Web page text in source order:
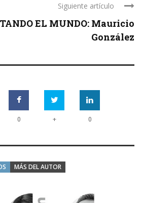
Siguiente artículo
EL MUNDO: Mauricio
González
0 + 0
MÁS DEL AUTOR